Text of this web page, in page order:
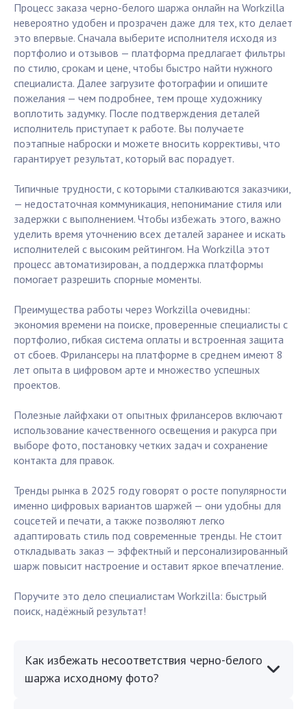
Процесс заказа черно-белого шаржа онлайн на Workzilla
невероятно удобен и прозрачен даже для тех, кто делает
это впервые. Сначала выберите исполнителя исходя из
портфолио и отзывов — платформа предлагает фильтры
по стилю, срокам и цене, чтобы быстро найти нужного
специалиста. Далее загрузите фотографии и опишите
пожелания — чем подробнее, тем проще художнику
воплотить задумку. После подтверждения деталей
исполнитель приступает к работе. Вы получаете
поэтапные наброски и можете вносить коррективы, что
гарантирует результат, который вас порадует.
Типичные трудности, с которыми сталкиваются заказчики,
— недостаточная коммуникация, непонимание стиля или
задержки с выполнением. Чтобы избежать этого, важно
уделить время уточнению всех деталей заранее и искать
исполнителей с высоким рейтингом. На Workzilla этот
процесс автоматизирован, а поддержка платформы
помогает разрешить спорные моменты.
Преимущества работы через Workzilla очевидны:
экономия времени на поиске, проверенные специалисты с
портфолио, гибкая система оплаты и встроенная защита
от сбоев. Фрилансеры на платформе в среднем имеют 8
лет опыта в цифровом арте и множество успешных
проектов.
Полезные лайфхаки от опытных фрилансеров включают
использование качественного освещения и ракурса при
выборе фото, постановку четких задач и сохранение
контакта для правок.
Тренды рынка в 2025 году говорят о росте популярности
именно цифровых вариантов шаржей — они удобны для
соцсетей и печати, а также позволяют легко
адаптировать стиль под современные тренды. Не стоит
откладывать заказ — эффектный и персонализированный
шарж повысит настроение и оставит яркое впечатление.
Поручите это дело специалистам Workzilla: быстрый
поиск, надёжный результат!
Как избежать несоответствия черно-белого
шаржа исходному фото?